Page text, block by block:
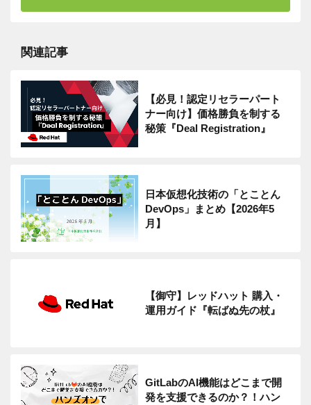
関連記事
【必見！認定リセラーパート
ナー向け】価格勝負を制する
秘策『Deal Registration』
日本仮想化技術の「とことん
DevOps」まとめ【2026年5
月】
【御守】レッドハット 購入・
運用ガイド『転ばぬ先の杖』
GitLabのAI機能はどこまで開
発を支援できるのか？！ハン